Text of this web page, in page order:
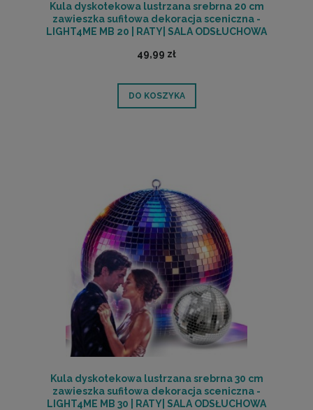
Kula dyskotekowa lustrzana srebrna 20 cm
zawieszka sufitowa dekoracja sceniczna -
LIGHT4ME MB 20 | RATY| SALA ODSŁUCHOWA
49,99 zł
DO KOSZYKA
Kula dyskotekowa lustrzana srebrna 30 cm
zawieszka sufitowa dekoracja sceniczna -
LIGHT4ME MB 30 | RATY| SALA ODSŁUCHOWA